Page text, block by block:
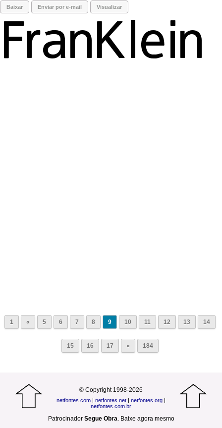
Baixar Enviar por e-mail Visualizar
1 « 5 6 7 8 9 10 11 12 13 14
15 16 17 » 184
© Copyright 1998-2026
netfontes.com | netfontes.net | netfontes.org |
netfontes.com.br
Patrocinador Segue Obra. Baixe agora mesmo